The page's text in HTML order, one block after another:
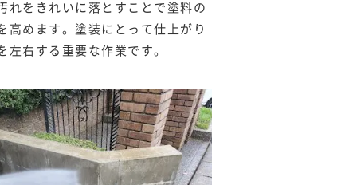
れをきれいに落とすことで塗料の
高めます。塗装にとって仕上がり
左右する重要な作業です。